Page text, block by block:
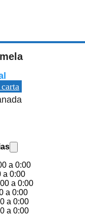
a 0:00
a 0:00
a 0:00
a 0:00
a 0:00
a 0:00